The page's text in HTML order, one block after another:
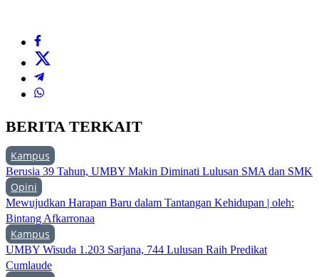
BERITA TERKAIT
Kampus
Berusia 39 Tahun, UMBY Makin Diminati Lulusan SMA dan SMK
Opini
Mewujudkan Harapan Baru dalam Tantangan Kehidupan | oleh:
Bintang Afkarronaa
Kampus
UMBY Wisuda 1.203 Sarjana, 744 Lulusan Raih Predikat
Cumlaude